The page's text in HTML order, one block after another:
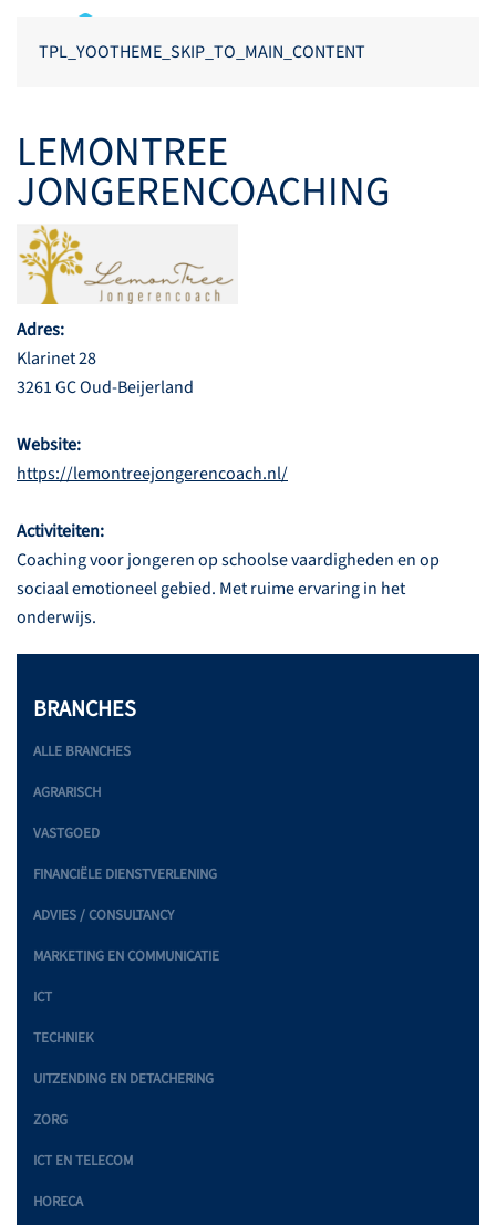
TPL_YOOTHEME_SKIP_TO_MAIN_CONTENT
LEMONTREE
JONGERENCOACHING
Adres:
Klarinet 28
3261 GC Oud-Beijerland
Website:
https://lemontreejongerencoach.nl/
Activiteiten:
Coaching voor jongeren op schoolse vaardigheden en op
sociaal emotioneel gebied. Met ruime ervaring in het
onderwijs.
BRANCHES
ALLE BRANCHES
AGRARISCH
VASTGOED
FINANCIËLE DIENSTVERLENING
ADVIES / CONSULTANCY
MARKETING EN COMMUNICATIE
ICT
TECHNIEK
UITZENDING EN DETACHERING
ZORG
ICT EN TELECOM
HORECA